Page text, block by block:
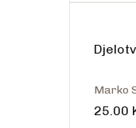
Marko
25.00